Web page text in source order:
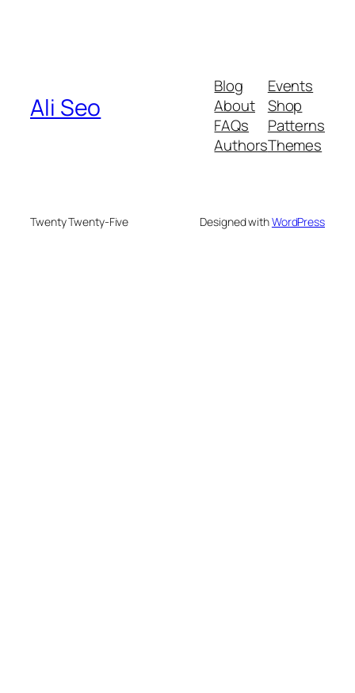
Ali Seo
Blog
About
FAQs
Authors
Events
Shop
Patterns
Themes
Twenty Twenty-Five Designed withWordPress